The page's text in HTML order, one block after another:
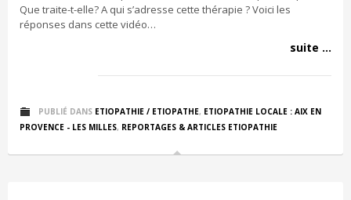
Que traite-t-elle? A qui s’adresse cette thérapie ? Voici les
réponses dans cette vidéo…
suite ...
PUBLIÉ DANS ETIOPATHIE / ETIOPATHE, ETIOPATHIE LOCALE : AIX EN
PROVENCE - LES MILLES, REPORTAGES & ARTICLES ETIOPATHIE